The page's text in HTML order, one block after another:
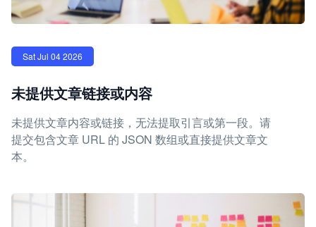
Sat Jul 04 2026
未提供文章链接或内容
未提供文章内容或链接，无法提取引言或第一段。请
提交包含文章 URL 的 JSON 数组或直接提供文章文
本。